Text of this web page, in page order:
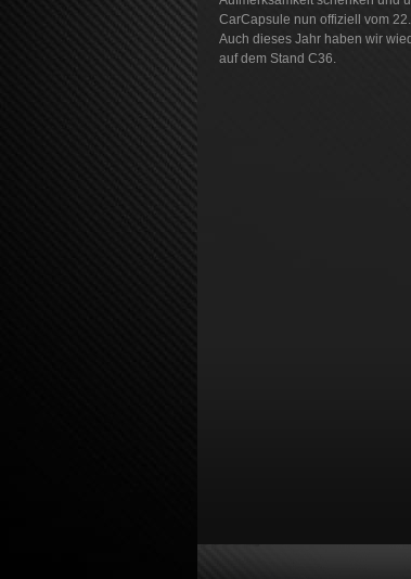
CarCapsule nun offiziell vom
Auch dieses Jahr haben wir
auf dem Stand C36.